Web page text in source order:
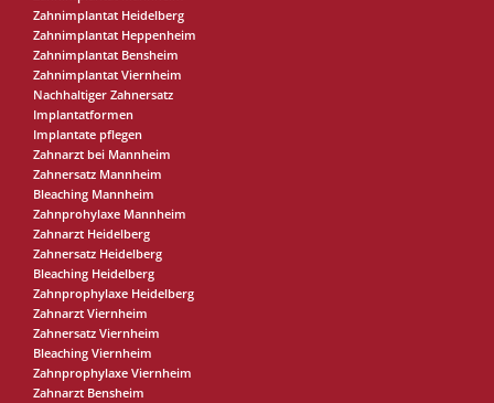
Zahnimplantat Heidelberg
Zahnimplantat Heppenheim
Zahnimplantat Bensheim
Zahnimplantat Viernheim
Nachhaltiger Zahnersatz
Implantatformen
Implantate pflegen
Zahnarzt bei Mannheim
Zahnersatz Mannheim
Bleaching Mannheim
Zahnprohylaxe Mannheim
Zahnarzt Heidelberg
Zahnersatz Heidelberg
Bleaching Heidelberg
Zahnprophylaxe Heidelberg
Zahnarzt Viernheim
Zahnersatz Viernheim
Bleaching Viernheim
Zahnprophylaxe Viernheim
Zahnarzt Bensheim